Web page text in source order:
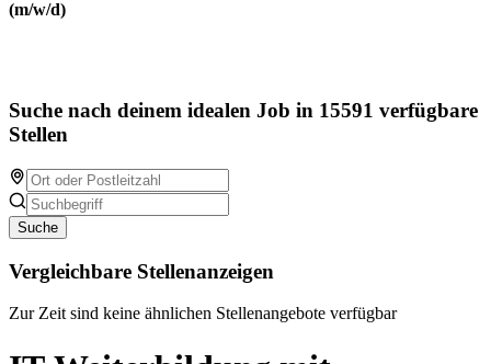
(m/w/d)
Suche nach deinem idealen Job in 15591 verfügbare
Stellen
Suche
Vergleichbare Stellenanzeigen
Zur Zeit sind keine ähnlichen Stellenangebote verfügbar